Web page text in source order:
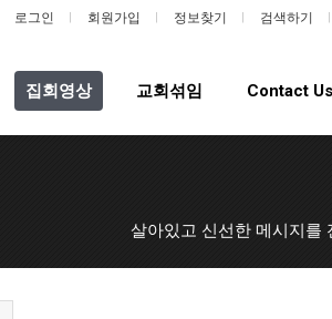
로그인 회원가입 정보찾기 검색하기
집회영상 교회섞임 Contact Us
살아있고 신선한 메시지를